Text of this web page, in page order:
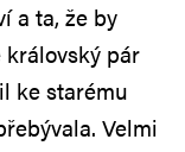
a ta, že by
pár
ke starému
Velmi